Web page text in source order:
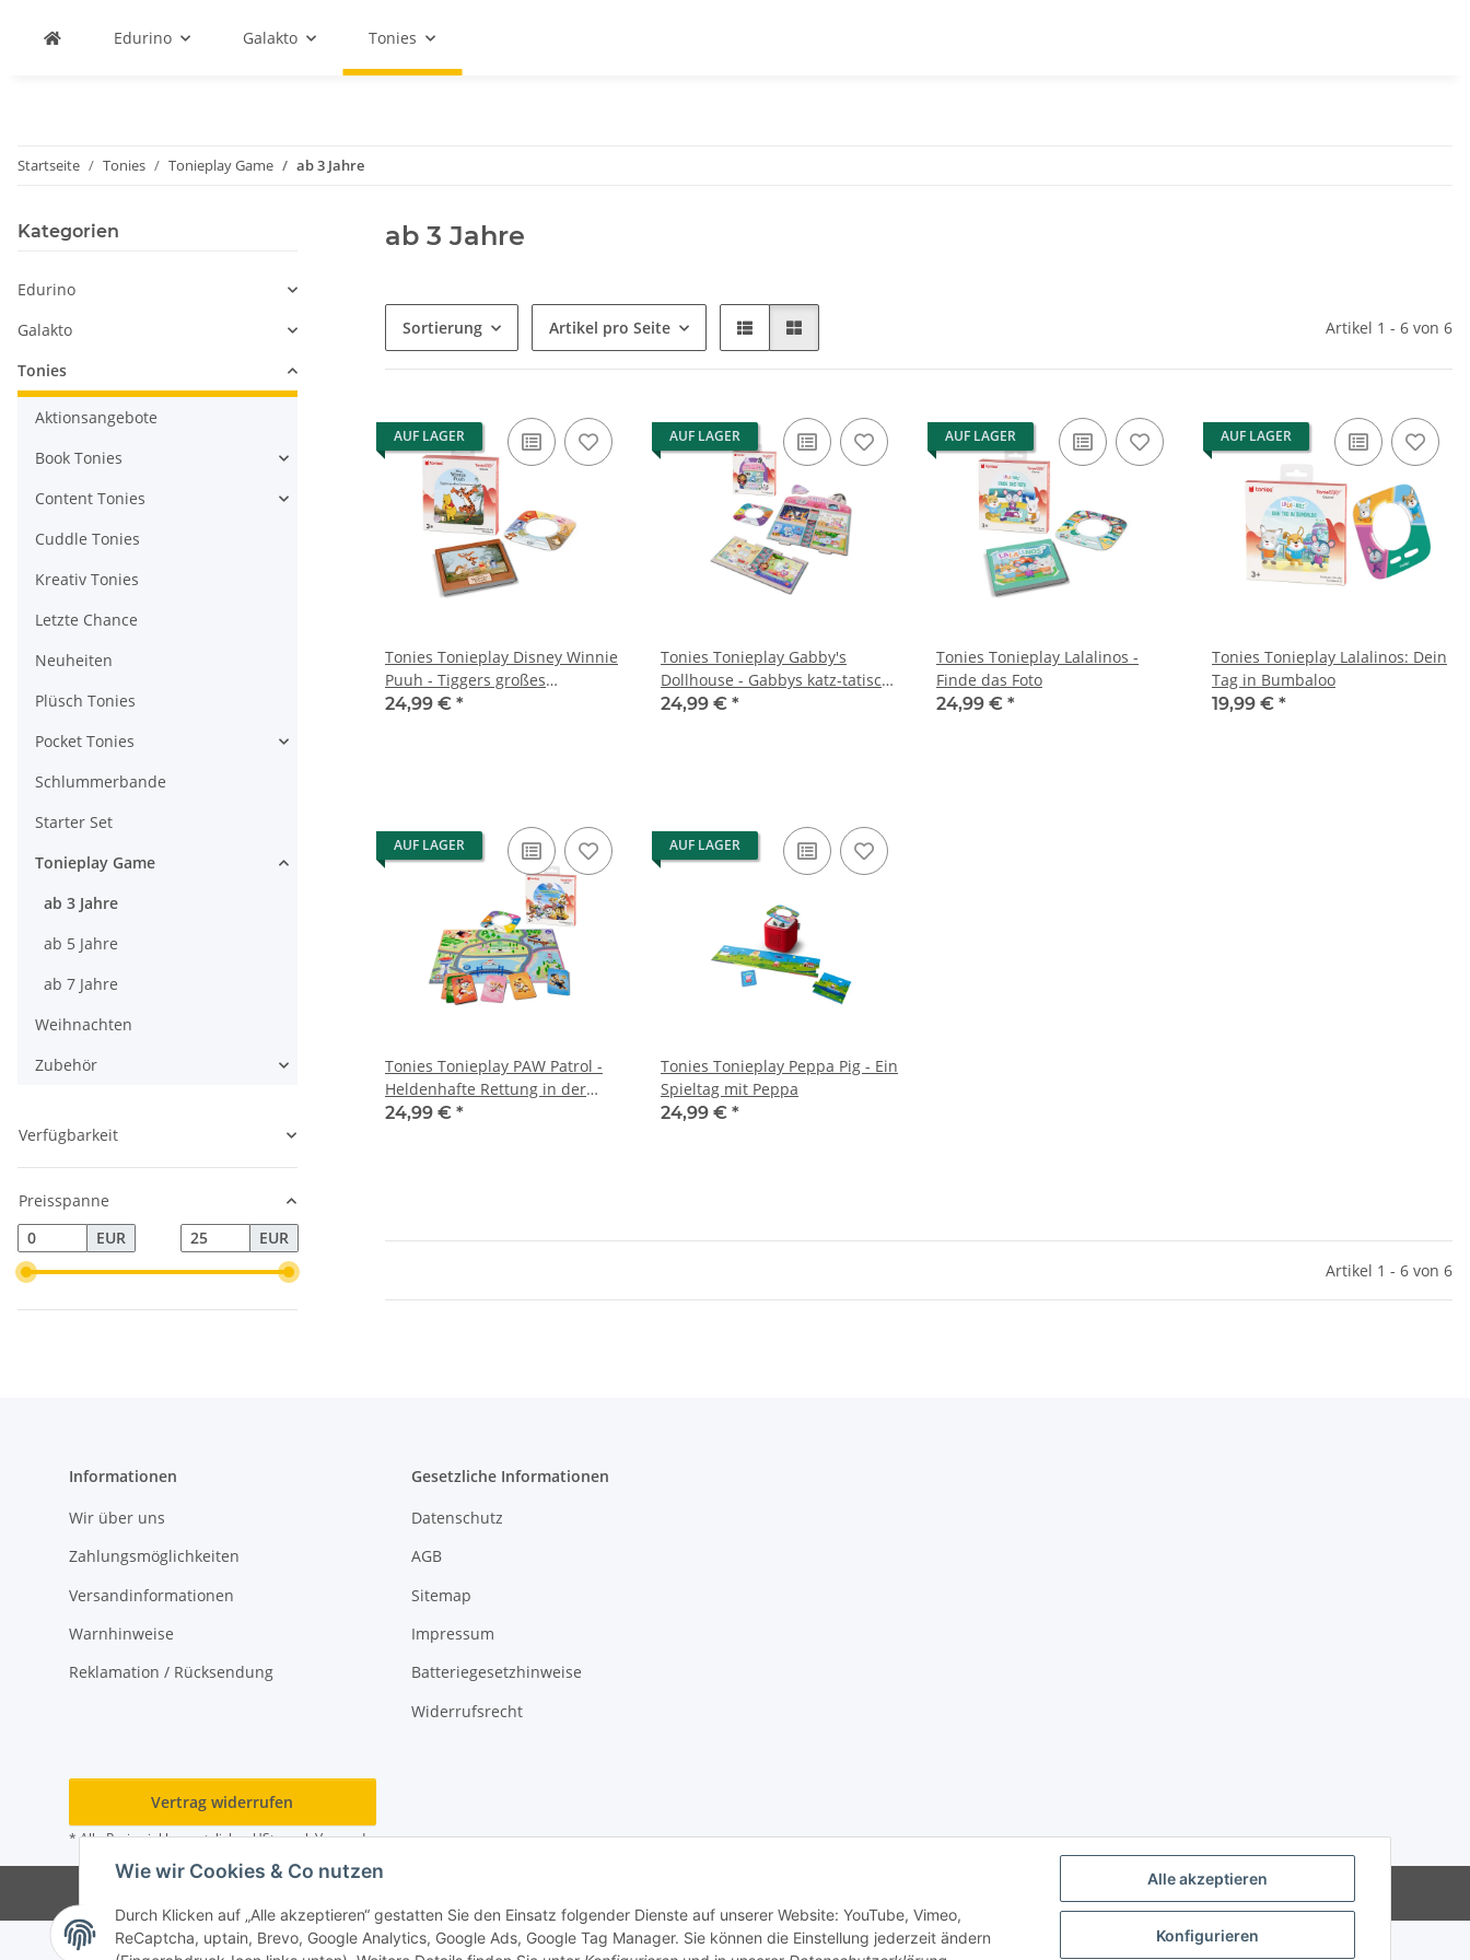
Alle akzeptieren
Konfigurieren
Wie wir Cookies & Co nutzen
Durch Klicken auf „Alle akzeptieren“ gestatten Sie den Einsatz folgender Dienste auf unserer Website: YouTube, Vimeo,
ReCaptcha, uptain, Brevo, Google Analytics, Google Ads, Google Tag Manager. Sie können die Einstellung jederzeit ändern
Edurino Galakto Tonies
Startseite Tonies Tonieplay Game ab 3 Jahre
ab 3 Jahre
Sortierung Artikel pro Seite Artikel 1 - 6 von 6
AUF LAGER
Tonies Tonieplay Disney Winnie
Puuh - Tiggers großes
Durcheinander
24,99 € *
AUF LAGER
Tonies Tonieplay Gabby's
Dollhouse - Gabbys katz-tatische
Schnitzeljagd
24,99 € *
AUF LAGER
Tonies Tonieplay Lalalinos -
Finde das Foto
24,99 € *
AUF LAGER
Tonies Tonieplay Lalalinos: Dein
Tag in Bumbaloo
19,99 € *
AUF LAGER
Tonies Tonieplay PAW Patrol -
Heldenhafte Rettung in der
Abenteuerbucht
24,99 € *
AUF LAGER
Tonies Tonieplay Peppa Pig - Ein
Spieltag mit Peppa
24,99 € *
Artikel 1 - 6 von 6
Kategorien
Edurino
Galakto
Tonies
Aktionsangebote
Book Tonies
Content Tonies
Cuddle Tonies
Kreativ Tonies
Letzte Chance
Neuheiten
Plüsch Tonies
Pocket Tonies
Schlummerbande
Starter Set
Tonieplay Game
ab 3 Jahre
ab 5 Jahre
ab 7 Jahre
Weihnachten
Zubehör
Verfügbarkeit
Preisspanne
EUR
EUR
Informationen
Wir über uns
Zahlungsmöglichkeiten
Versandinformationen
Warnhinweise
Reklamation / Rücksendung
Gesetzliche Informationen
Datenschutz
AGB
Sitemap
Impressum
Batteriegesetzhinweise
Widerrufsrecht
Vertrag widerrufen
* Alle Preise inkl. gesetzlicher USt., zzgl.Versand